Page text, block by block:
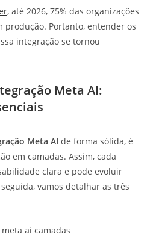
, até 2026, 75% das organizações
produção. Portanto, entender os
integração se tornou
Meta AI:
Meta AI de forma sólida, é
em camadas. Assim, cada
clara e pode evoluir
vamos detalhar as três